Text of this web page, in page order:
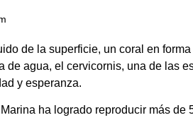
de la superficie, un coral en
de agua, el cervicornis, una de las
y esperanza.
ha logrado reproducir más